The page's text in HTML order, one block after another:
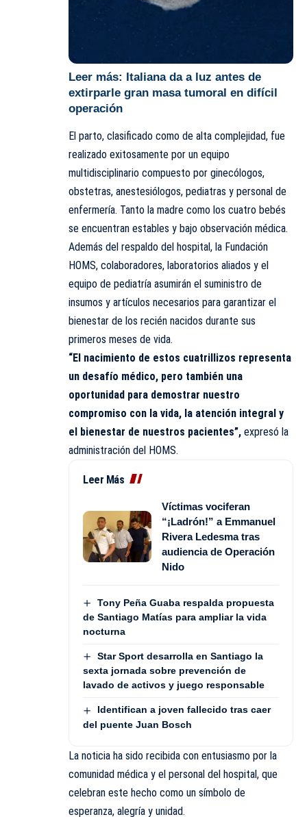
Leer más: Italiana da a luz antes de
extirparle gran masa tumoral en difícil
operación
El parto, clasificado como de alta complejidad, fue
realizado exitosamente por un equipo
multidisciplinario compuesto por ginecólogos,
obstetras, anestesiólogos, pediatras y personal de
enfermería. Tanto la madre como los cuatro bebés
se encuentran estables y bajo observación médica.
Además del respaldo del hospital, la Fundación
HOMS, colaboradores, laboratorios aliados y el
equipo de pediatría asumirán el suministro de
insumos y artículos necesarios para garantizar el
bienestar de los recién nacidos durante sus
primeros meses de vida.
“El nacimiento de estos cuatrillizos representa
un desafío médico, pero también una
oportunidad para demostrar nuestro
compromiso con la vida, la atención integral y
el bienestar de nuestros pacientes”, expresó la
administración del HOMS.
Leer Más
Víctimas vociferan
“¡Ladrón!” a Emmanuel
Rivera Ledesma tras
audiencia de Operación
Nido
Tony Peña Guaba respalda propuesta
de Santiago Matías para ampliar la vida
nocturna
Star Sport desarrolla en Santiago la
sexta jornada sobre prevención de
lavado de activos y juego responsable
Identifican a joven fallecido tras caer
del puente Juan Bosch
La noticia ha sido recibida con entusiasmo por la
comunidad médica y el personal del hospital, que
celebran este hecho como un símbolo de
esperanza, alegría y unidad.